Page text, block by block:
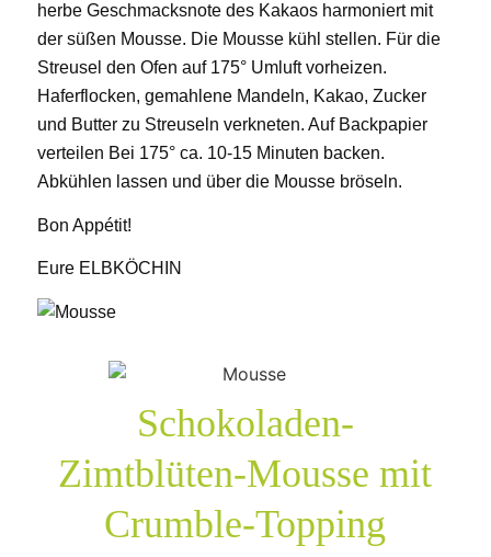
herbe Geschmacksnote des Kakaos harmoniert mit
der süßen Mousse. Die Mousse kühl stellen. Für die
Streusel den Ofen auf 175° Umluft vorheizen.
Haferflocken, gemahlene Mandeln, Kakao, Zucker
und Butter zu Streuseln verkneten. Auf Backpapier
verteilen Bei 175° ca. 10-15 Minuten backen.
Abkühlen lassen und über die Mousse bröseln.
Bon Appétit!
Eure ELBKÖCHIN
Schokoladen-
Zimtblüten-Mousse mit
Crumble-Topping